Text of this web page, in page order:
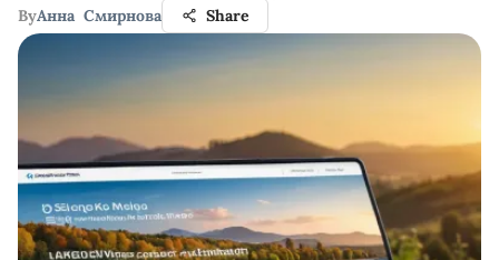
ByАнна Смирнова Share